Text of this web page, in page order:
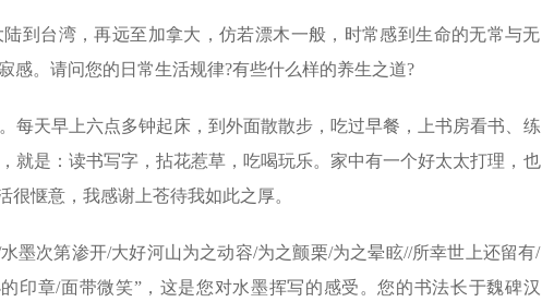
台湾，再远至加拿大，仿若漂木一般，时常感到生命的无常与无
感。请问您的日常生活规律?有些什么样的养生之道?
天早上六点多钟起床，到外面散散步，吃过早餐，上书房看书、练
就是：读书写字，拈花惹草，吃喝玩乐。家中有一个好太太打理，也
很惬意，我感谢上苍待我如此之厚。
次第渗开/大好河山为之动容/为之颤栗/为之晕眩//所幸世上还留有/
印章/面带微笑”，这是您对水墨挥写的感受。您的书法长于魏碑汉